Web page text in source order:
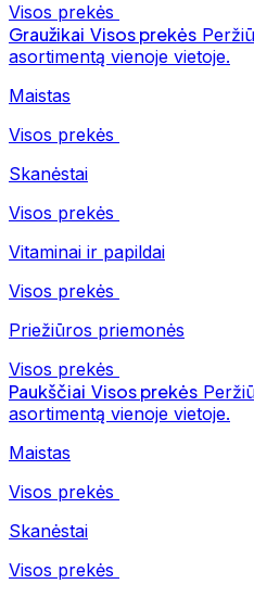
Visos prekės
Graužikai Visos prekės
asortimentą vienoje vietoje.
Maistas
Visos prekės
Skanėstai
Visos prekės
Vitaminai ir papildai
Visos prekės
Priežiūros priemonės
Visos prekės
Paukščiai Visos prekės
asortimentą vienoje vietoje.
Maistas
Visos prekės
Skanėstai
Visos prekės